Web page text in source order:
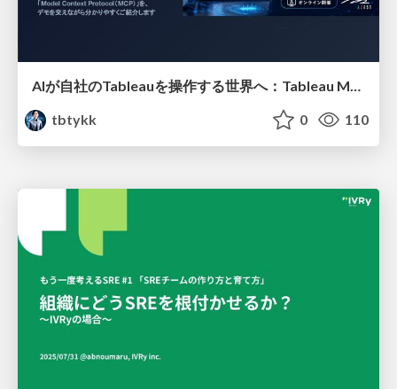
AIが自社のTableauを操作する世界へ：Tableau MCP超入門
tbtykk
0 110